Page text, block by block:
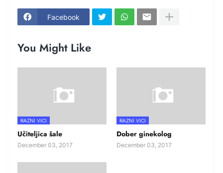
Facebook
You Might Like
RAZNI VICI
Učiteljica šale
December 03, 2017
RAZNI VICI
Dober ginekolog
December 03, 2017